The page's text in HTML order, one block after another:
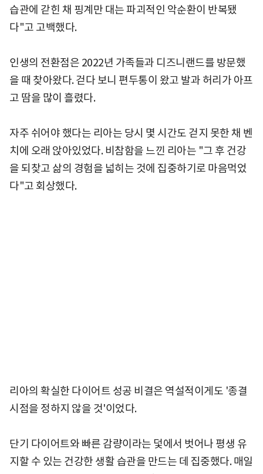
습관에 갇힌 채 핑계만 대는 파괴적인 악순환이 반복됐
다"고 고백했다.
인생의 전환점은 2022년 가족들과 디즈니랜드를 방문했
을 때 찾아왔다. 걷다 보니 편두통이 왔고 발과 허리가 아프
고 땀을 많이 흘렸다.
자주 쉬어야 했다는 리아는 당시 몇 시간도 걷지 못한 채 벤
치에 오래 앉아있었다. 비참함을 느낀 리아는 "그 후 건강
을 되찾고 삶의 경험을 넓히는 것에 집중하기로 마음먹었
다"고 회상했다.
리아의 확실한 다이어트 성공 비결은 역설적이게도 '종결
시점을 정하지 않을 것'이었다.
단기 다이어트와 빠른 감량이라는 덫에서 벗어나 평생 유
지할 수 있는 건강한 생활 습관을 만드는 데 집중했다. 매일